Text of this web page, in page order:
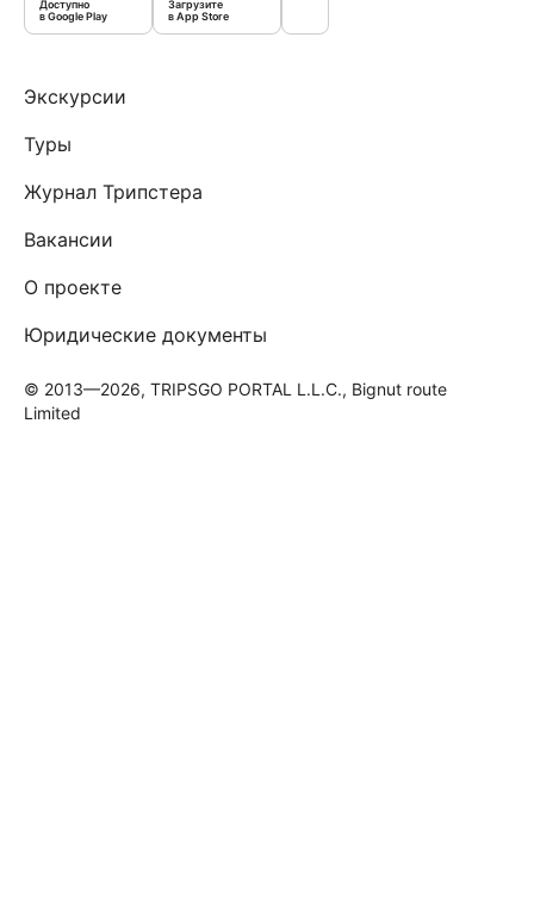
Доступно
в Google Play
Загрузите
в App Store
Экскурсии
Туры
Журнал Трипстера
Вакансии
О проекте
Юридические документы
© 2013—2026, TRIPSGO PORTAL L.L.C., Bignut route
Limited